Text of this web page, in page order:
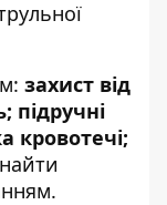
захист від
підручні
кровотечі;
.